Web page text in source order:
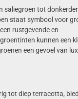
saliegroen tot donkerder
staat symbool voor
rustgevende en
kunnen een
een gevoel van
tot diep terracotta,